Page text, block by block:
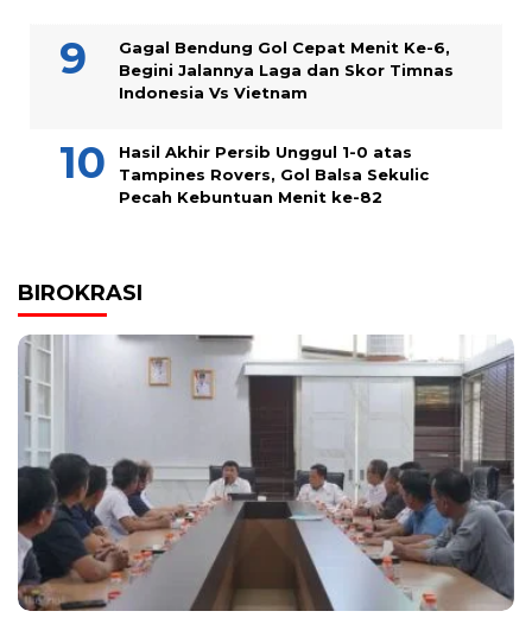
Gagal Bendung Gol Cepat Menit Ke-6,
Begini Jalannya Laga dan Skor Timnas
Indonesia Vs Vietnam
Hasil Akhir Persib Unggul 1-0 atas
Tampines Rovers, Gol Balsa Sekulic
Pecah Kebuntuan Menit ke-82
BIROKRASI